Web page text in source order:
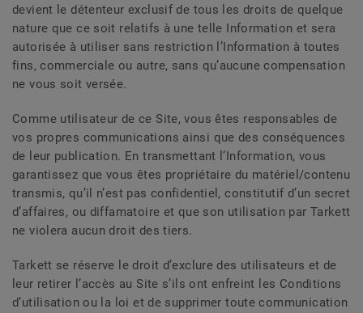
devient le détenteur exclusif de tous les droits de quelque
nature que ce soit relatifs à une telle Information et sera
autorisée à utiliser sans restriction l’Information à toutes
fins, commerciale ou autre, sans qu’aucune compensation
ne vous soit versée.
Comme utilisateur de ce Site, vous êtes responsables de
vos propres communications ainsi que des conséquences
de leur publication. En transmettant l’Information, vous
garantissez que vous êtes propriétaire du matériel/contenu
transmis, qu’il n’est pas confidentiel, constitutif d’un secret
d’affaires, ou diffamatoire et que son utilisation par Tarkett
ne violera aucun droit des tiers.
Tarkett se réserve le droit d’exclure des utilisateurs et de
leur retirer l’accès au Site s’ils ont enfreint les Conditions
d’utilisation ou la loi et de supprimer toute communication